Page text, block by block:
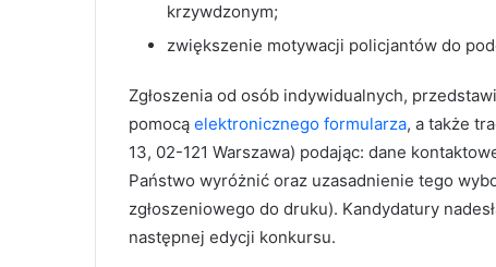
krzywdzonym;
zwiększenie motywacji policjantów do
Zgłoszenia od osób indywidualnych,
pomocą elektronicznego formularza, a także
13, 02-121 Warszawa) podając: dane
Państwo wyróżnić oraz uzasadnienie tego
zgłoszeniowego do druku). Kandydatury
następnej edycji konkursu.